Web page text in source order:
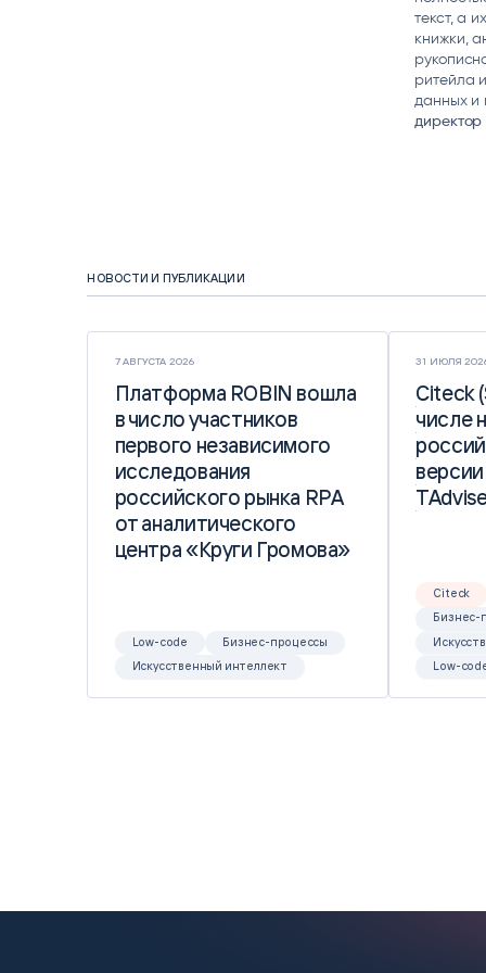
текст, а
книжки,
ритейла
данных и
директор
НОВОСТИ И ПУБЛИКАЦИИ
7 АВГУСТА 2026
Платформа ROBIN вошла
в число участников
первого независимого
исследования
российского рынка RPA
от аналитического
центра «Круги Громова»
Платформа ROBIN вошла
в число участников
первого независимого
исследования
российского рынка RPA
от аналитического
центра «Круги Громова»
Low-code
Бизнес-процессы
Искусственный интеллект
31 ИЮЛЯ
Citeck
числе
Citeck
числе
Citeck
Бизнес-
Low-